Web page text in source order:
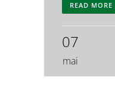
READ MORE
07
mai